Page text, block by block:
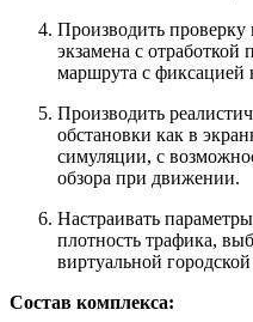
Производить
экзамена с отработкой
маршрута с фиксацией
Производить
обстановки как в
симуляции, с
обзора при движении.
Настраивать
плотность трафика,
виртуальной
Состав комплекса: